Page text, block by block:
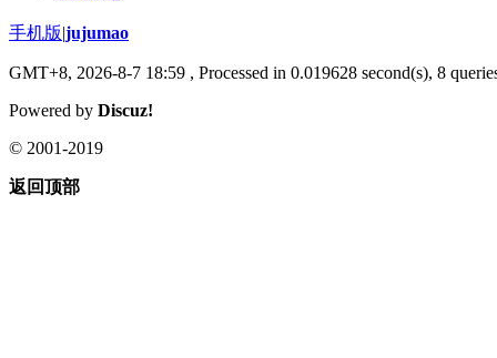
手机版|jujumao
GMT+8, 2026-8-7 18:59 , Processed in 0.019628 second(s), 8
Powered by Discuz!
© 2001-2019
返回顶部